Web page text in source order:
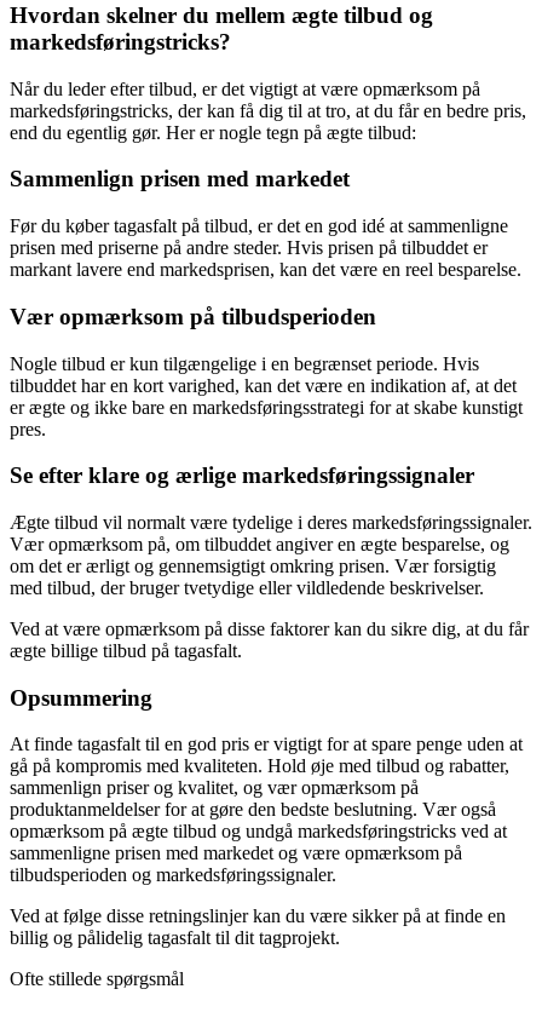
Hvordan skelner du mellem ægte tilbud og
markedsføringstricks?
Når du leder efter tilbud, er det vigtigt at være opmærksom på
markedsføringstricks, der kan få dig til at tro, at du får en bedre pris,
end du egentlig gør. Her er nogle tegn på ægte tilbud:
Sammenlign prisen med markedet
Før du køber tagasfalt på tilbud, er det en god idé at sammenligne
prisen med priserne på andre steder. Hvis prisen på tilbuddet er
markant lavere end markedsprisen, kan det være en reel besparelse.
Vær opmærksom på tilbudsperioden
Nogle tilbud er kun tilgængelige i en begrænset periode. Hvis
tilbuddet har en kort varighed, kan det være en indikation af, at det
er ægte og ikke bare en markedsføringsstrategi for at skabe kunstigt
pres.
Se efter klare og ærlige markedsføringssignaler
Ægte tilbud vil normalt være tydelige i deres markedsføringssignaler.
Vær opmærksom på, om tilbuddet angiver en ægte besparelse, og
om det er ærligt og gennemsigtigt omkring prisen. Vær forsigtig
med tilbud, der bruger tvetydige eller vildledende beskrivelser.
Ved at være opmærksom på disse faktorer kan du sikre dig, at du får
ægte billige tilbud på tagasfalt.
Opsummering
At finde tagasfalt til en god pris er vigtigt for at spare penge uden at
gå på kompromis med kvaliteten. Hold øje med tilbud og rabatter,
sammenlign priser og kvalitet, og vær opmærksom på
produktanmeldelser for at gøre den bedste beslutning. Vær også
opmærksom på ægte tilbud og undgå markedsføringstricks ved at
sammenligne prisen med markedet og være opmærksom på
tilbudsperioden og markedsføringssignaler.
Ved at følge disse retningslinjer kan du være sikker på at finde en
billig og pålidelig tagasfalt til dit tagprojekt.
Ofte stillede spørgsmål